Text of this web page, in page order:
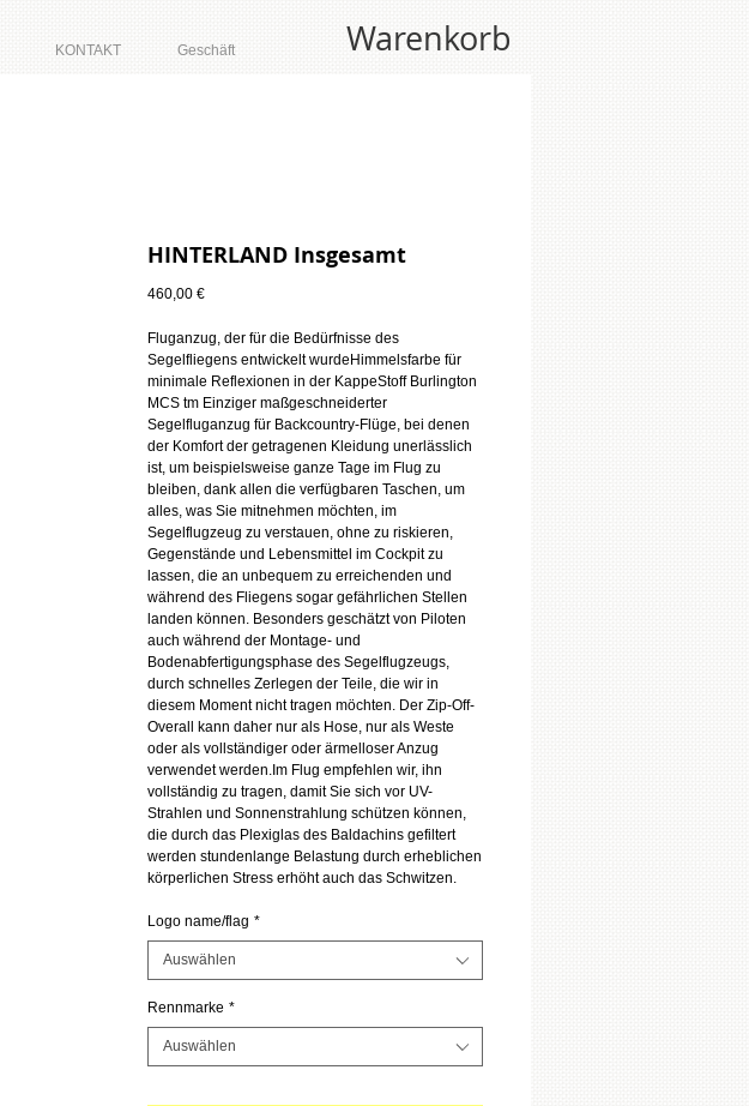
KONTAKT Geschäft Warenkorb
HINTERLAND Insgesamt
460,00 €Preis
Fluganzug, der für die Bedürfnisse des
Segelfliegens entwickelt wurdeHimmelsfarbe für
minimale Reflexionen in der KappeStoff Burlington
MCS tm Einziger maßgeschneiderter
Segelfluganzug für Backcountry-Flüge, bei denen
der Komfort der getragenen Kleidung unerlässlich
ist, um beispielsweise ganze Tage im Flug zu
bleiben, dank allen die verfügbaren Taschen, um
alles, was Sie mitnehmen möchten, im
Segelflugzeug zu verstauen, ohne zu riskieren,
Gegenstände und Lebensmittel im Cockpit zu
lassen, die an unbequem zu erreichenden und
während des Fliegens sogar gefährlichen Stellen
landen können. Besonders geschätzt von Piloten
auch während der Montage- und
Bodenabfertigungsphase des Segelflugzeugs,
durch schnelles Zerlegen der Teile, die wir in
diesem Moment nicht tragen möchten. Der Zip-Off-
Overall kann daher nur als Hose, nur als Weste
oder als vollständiger oder ärmelloser Anzug
verwendet werden.Im Flug empfehlen wir, ihn
vollständig zu tragen, damit Sie sich vor UV-
Strahlen und Sonnenstrahlung schützen können,
die durch das Plexiglas des Baldachins gefiltert
werden stundenlange Belastung durch erheblichen
körperlichen Stress erhöht auch das Schwitzen.
Logo name/flag *
Auswählen
Rennmarke *
Auswählen